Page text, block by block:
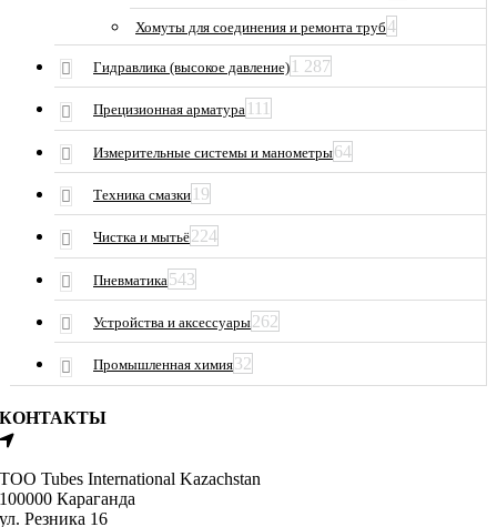
Хомуты для соединения и ремонта труб4
Гидравлика (высокое давление) 1 287
Прецизионная арматура 111
Измерительные системы и манометры64
Техника смазки 19
Чистка и мытьё224
Пневматика 543
Устройства и аксессуары262
Промышленная химия32
КОНТАКТЫ
ТОО Tubes International Kazachstan
100000 Караганда
ул. Резника 16